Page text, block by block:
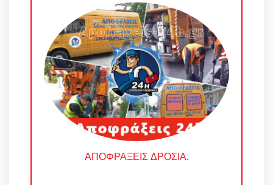
ΑΠΟΦΡΑΞΕΙΣ ΔΡΟΣΙΑ.